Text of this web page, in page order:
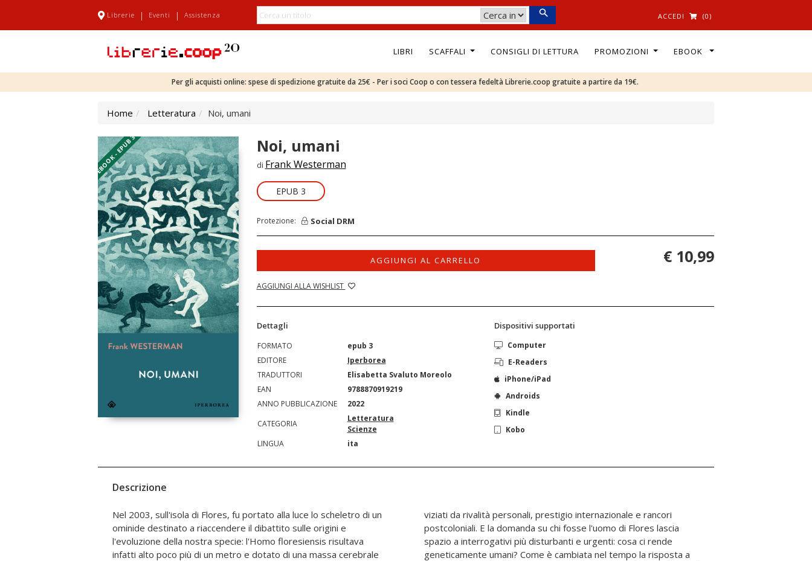
Librerie | Eventi | Assistenza ACCEDI (0)
LIBRI SCAFFALI CONSIGLI DI LETTURA PROMOZIONI EBOOK
Per gli acquisti online: spese di spedizione gratuite da 25€ - Per i soci Coop o con tessera fedeltà Librerie.coop gratuite a partire da 19€.
Home Letteratura Noi, umani
EBOOK - EPUB 3 Noi, umani
di Frank Westerman
EPUB 3
Protezione: Social DRM
AGGIUNGI AL CARRELLO
AGGIUNGI ALLA WISHLIST
€ 10,99
Dettagli
FORMATO
epub 3
EDITORE
Iperborea
TRADUTTORI
Elisabetta Svaluto Moreolo
EAN
9788870919219
ANNO PUBBLICAZIONE
2022
CATEGORIA
Letteratura
Scienze
LINGUA
ita
Dispositivi supportati
Computer
E-Readers
iPhone/iPad
Androids
Kindle
Kobo
Descrizione
Nel 2003, sull'isola di Flores, fu portato alla luce lo scheletro di un
ominide destinato a riaccendere il dibattito sulle origini e
l'evoluzione della nostra specie: l'Homo floresiensis risultava
infatti alto poco più di un metro e dotato di una massa cerebrale
viziati da rivalità personali, prestigio internazionale e rancori
postcoloniali. E la domanda su chi fosse l'uomo di Flores lascia
spazio a interrogativi più disturbanti e urgenti: cosa ci rende
geneticamente umani? Come è cambiata nel tempo la risposta a